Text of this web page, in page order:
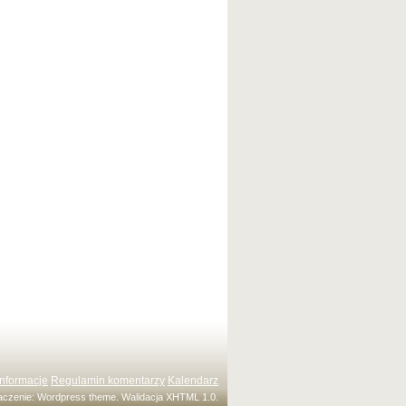
Regulamin komentarzy Kalendarz
Wordpress theme. WalidacjaXHTML 1.0.